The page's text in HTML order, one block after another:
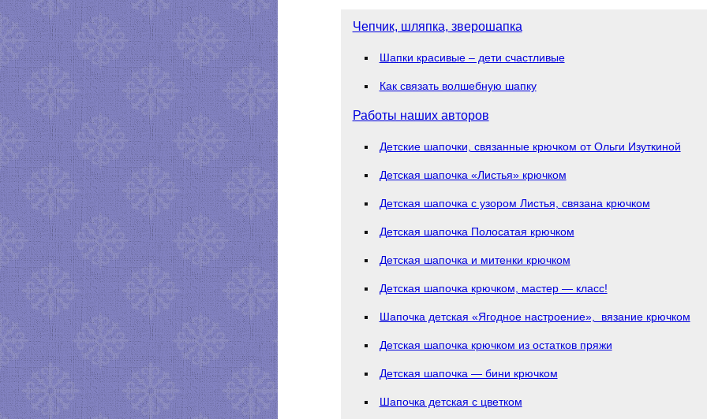
Чепчик, шляпка, зверошапка
Шапки красивые – дети счастливые
Как связать волшебную шапку
Работы наших авторов
Детские шапочки, связанные крючком от Ольги Изуткиной
Детская шапочка «Листья» крючком
Детская шапочка с узором Листья, связана крючком
Детская шапочка Полосатая крючком
Детская шапочка и митенки крючком
Детская шапочка крючком, мастер — класс!
Шапочка детская «Ягодное настроение», вязание крючком
Детская шапочка крючком из остатков пряжи
Детская шапочка — бини крючком
Шапочка детская с цветком